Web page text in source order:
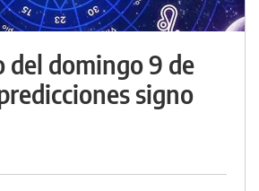
del domingo 9 de
signo